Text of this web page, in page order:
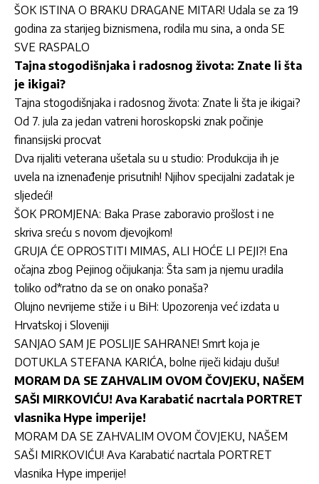
ŠOK ISTINA O BRAKU DRAGANE MITAR! Udala se za 19
godina za starijeg biznismena, rodila mu sina, a onda SE
SVE RASPALO
Tajna stogodišnjaka i radosnog života: Znate li šta
je ikigai?
Tajna stogodišnjaka i radosnog života: Znate li šta je ikigai?
Od 7. jula za jedan vatreni horoskopski znak počinje
finansijski procvat
Dva rijaliti veterana ušetala su u studio: Produkcija ih je
uvela na iznenađenje prisutnih! Njihov specijalni zadatak je
sljedeći!
ŠOK PROMJENA: Baka Prase zaboravio prošlost i ne
skriva sreću s novom djevojkom!
GRUJA ĆE OPROSTITI MIMAS, ALI HOĆE LI PEJI?! Ena
očajna zbog Pejinog očijukanja: Šta sam ja njemu uradila
toliko od*ratno da se on onako ponaša?
Olujno nevrijeme stiže i u BiH: Upozorenja već izdata u
Hrvatskoj i Sloveniji
SANJAO SAM JE POSLIJE SAHRANE! Smrt koja je
DOTUKLA STEFANA KARIĆA, bolne riječi kidaju dušu!
MORAM DA SE ZAHVALIM OVOM ČOVJEKU, NAŠEM
SAŠI MIRKOVIĆU! Ava Karabatić nacrtala PORTRET
vlasnika Hype imperije!
MORAM DA SE ZAHVALIM OVOM ČOVJEKU, NAŠEM
SAŠI MIRKOVIĆU! Ava Karabatić nacrtala PORTRET
vlasnika Hype imperije!